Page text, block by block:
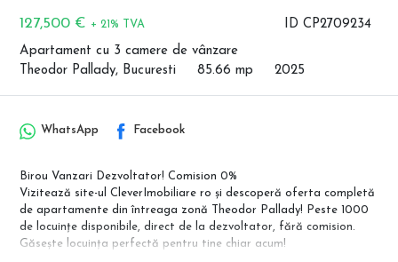
ID CP2709234
127,500 € + 21% TVA
Apartament cu 3 camere de vânzare
Theodor Pallady, Bucuresti
85.66 mp 2025
WhatsApp Facebook
Birou Vanzari Dezvoltator! Comision 0%
Vizitează site-ul CleverImobiliare ro și descoperă oferta completă
de apartamente din întreaga zonă Theodor Pallady! Peste 1000
de locuințe disponibile, direct de la dezvoltator, fără comision.
Găsește locuința perfectă pentru tine chiar acum!